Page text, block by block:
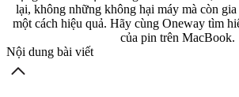
lại, không những không hại máy mà còn
một cách hiệu quả. Hãy cùng Oneway tìm
của pin trên MacBook.
Nội dung bài viết